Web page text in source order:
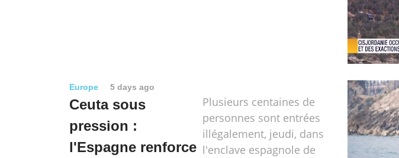
Europe 5 days ago
Ceuta sous
pression :
l'Espagne renforce
Plusieurs centaines de
personnes sont entrées
illégalement, jeudi, dans
l'enclave espagnole de